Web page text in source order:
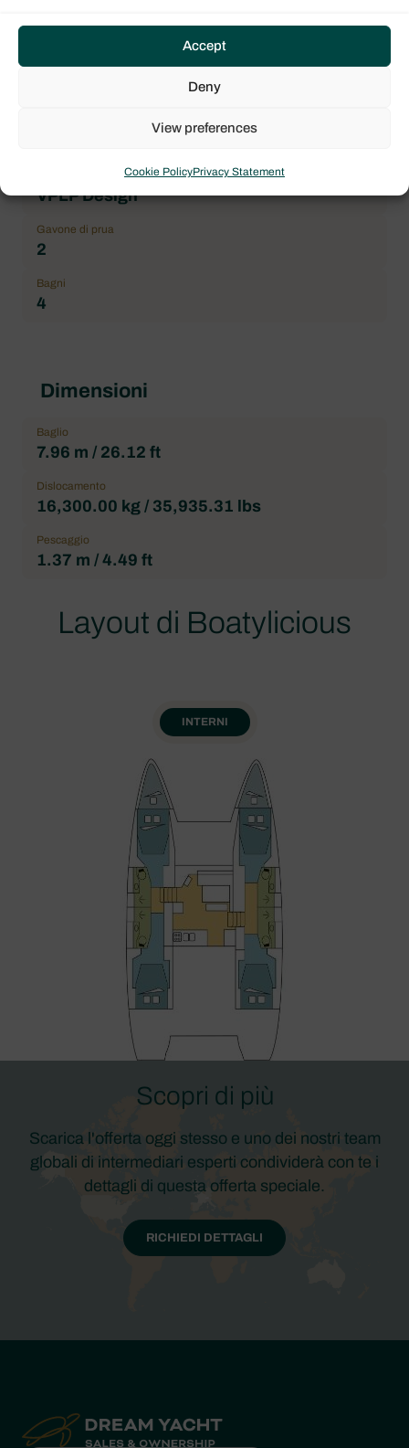
Accept
Deny
View preferences
Cookie PolicyPrivacy Statement
Marchio
VPLP Design
Gavone di prua
2
Bagni
4
Dimensioni
Baglio
7.96 m / 26.12 ft
Dislocamento
16,300.00 kg / 35,935.31 lbs
Pescaggio
1.37 m / 4.49 ft
Layout di Boatylicious
INTERNI
Scopri di più
Scarica l'offerta oggi stesso e uno dei nostri team
globali di intermediari esperti condividerà con te i
dettagli di questa offerta speciale.
RICHIEDI DETTAGLI